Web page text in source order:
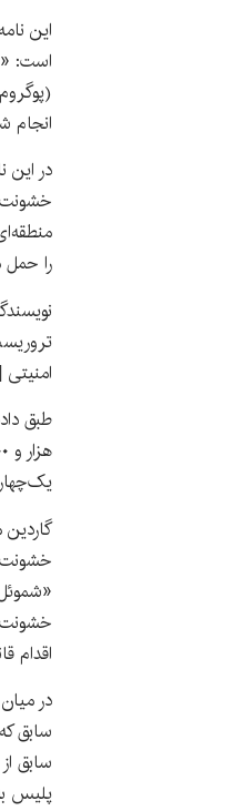
این
است:
انجام
در
را حمل
اقدام
در
سابق
پلیس